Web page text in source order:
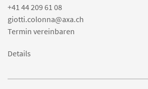
+41 44 209 61 08
giotti.colonna@axa.ch
Termin vereinbaren
Details